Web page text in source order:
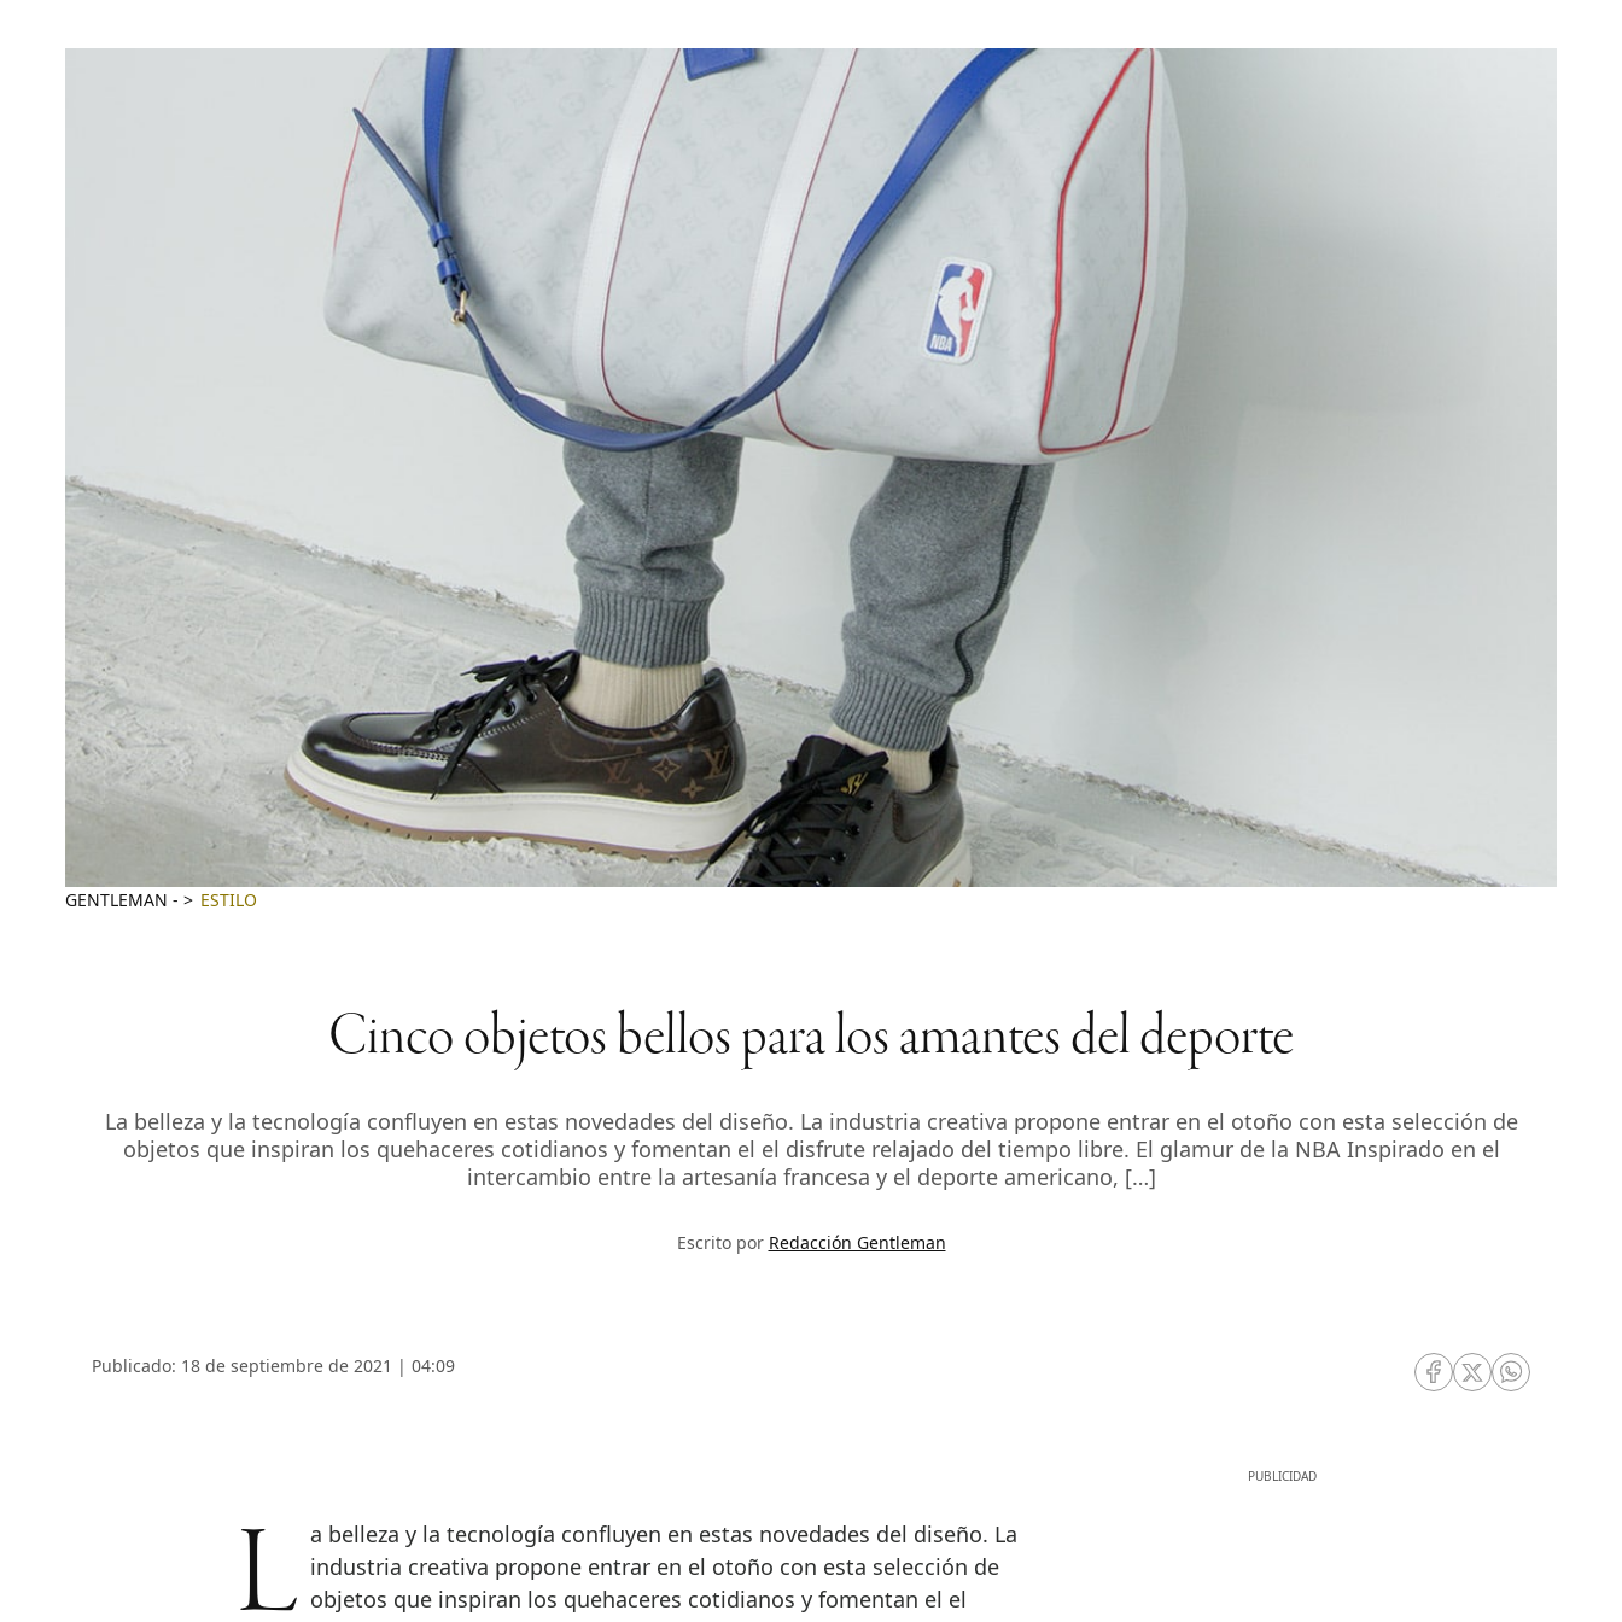
GENTLEMAN - ESTILO
Cinco objetos bellos para los amantes del deporte
La belleza y la tecnología confluyen en estas novedades del diseño. La industria creativa propone entrar en el otoño con esta selección de
objetos que inspiran los quehaceres cotidianos y fomentan el el disfrute relajado del tiempo libre. El glamur de la NBA Inspirado en el
intercambio entre la artesanía francesa y el deporte americano, […]
Escrito por Redacción Gentleman
Publicado: 18 de septiembre de 2021 | 04:09
RRSS Facebook
RRSS Twitter
RRSS
La belleza y la tecnología confluyen en estas novedades del diseño. La industria creativa propone entrar en el otoño con esta selección de
objetos que inspiran los quehaceres cotidianos y fomentan el el